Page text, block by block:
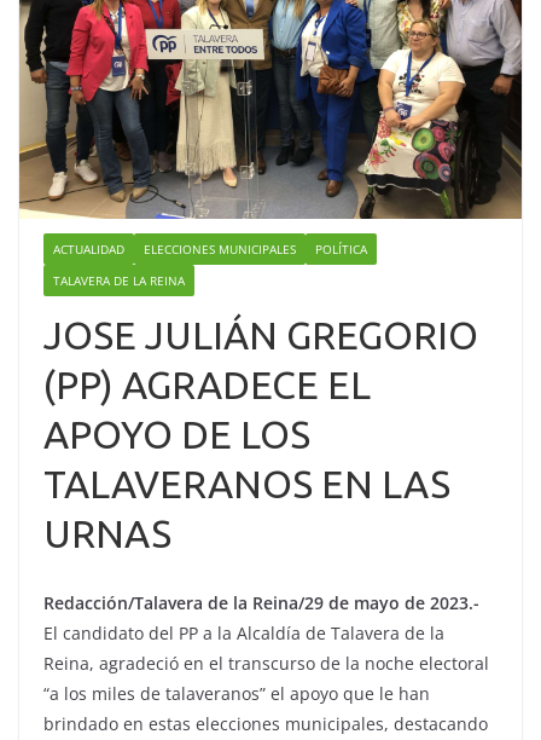
ACTUALIDAD ELECCIONES MUNICIPALES
POLÍTICA
TALAVERA DE LA REINA
JOSE JULIÁN GREGORIO
(PP) AGRADECE EL
APOYO DE LOS
TALAVERANOS EN LAS
URNAS
Redacción/Talavera de la Reina/29 de mayo de 2023.-
El candidato del PP a la Alcaldía de Talavera de la
Reina, agradeció en el transcurso de la noche electoral
“a los miles de talaveranos” el apoyo que le han
brindado en estas elecciones municipales, destacando